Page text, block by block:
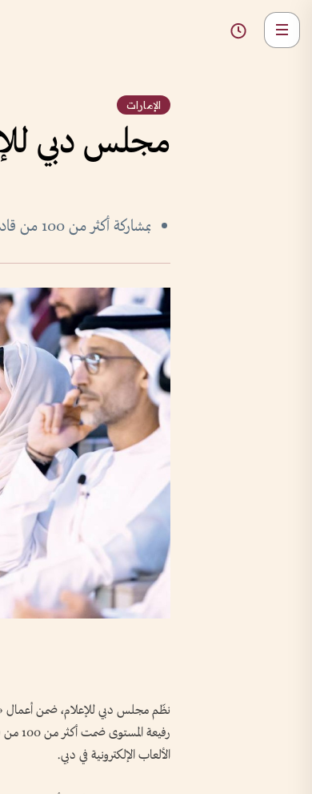
الإمارات
مجلس دبي
بمشاركة أكثر من 100 من قادة القطاع وصنّاع القرار
نظّم مجلس دبي للإعلام، ضمن أعمال
الألعاب الإلكترونية في دبي.